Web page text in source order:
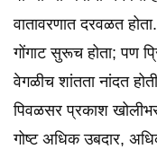
वातावरणात दरवळत
गोंगाट सुरूच होता; पण
वेगळीच शांतता नांदत
पिवळसर प्रकाश
गोष्ट अधिक उबदार,